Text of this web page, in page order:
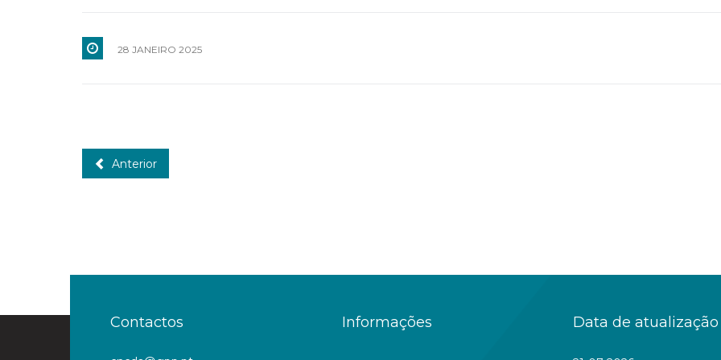
28 JANEIRO 2025
Anterior
Contactos Informações Data de atualização